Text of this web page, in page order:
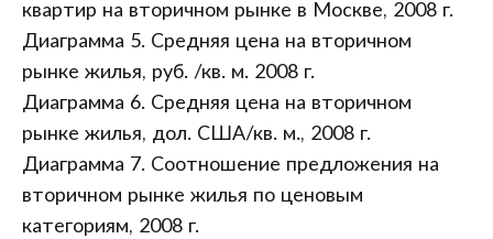
квартир на вторичном рынке в Москве, 2008 г.
Диаграмма 5. Средняя цена на вторичном
рынке жилья, руб. /кв. м. 2008 г.
Диаграмма 6. Средняя цена на вторичном
рынке жилья, дол. США/кв. м., 2008 г.
Диаграмма 7. Соотношение предложения на
вторичном рынке жилья по ценовым
категориям, 2008 г.